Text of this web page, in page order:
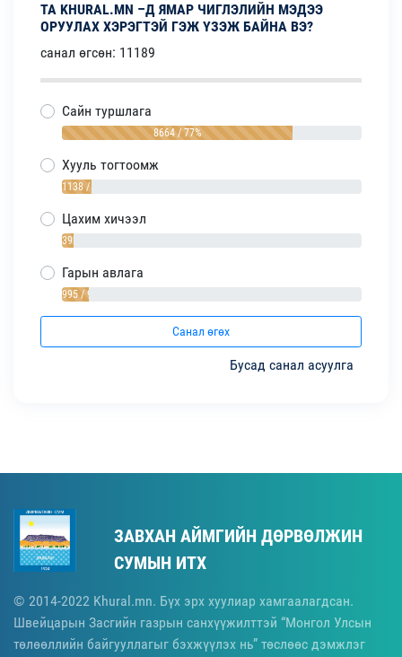
ТА KHURAL.MN –Д ЯМАР ЧИГЛЭЛИЙН МЭДЭЭ
ОРУУЛАХ ХЭРЭГТЭЙ ГЭЖ ҮЗЭЖ БАЙНА ВЭ?
санал өгсөн: 11189
Сайн туршлага
8664 / 77%
Хууль тогтоомж
1138 / 10%
Цахим хичээл
392 / 4%
Гарын авлага
995 / 9%
Санал өгөх
Бусад санал асуулга
ЗАВХАН АЙМГИЙН ДӨРВӨЛЖИН
СУМЫН ИТХ
© 2014-2022 Khural.mn. Бүх эрх хуулиар хамгаалагдсан.
Швейцарын Засгийн газрын санхүүжилттэй “Монгол Улсын
төлөөллийн байгууллагыг бэхжүүлэх нь” төслөөс дэмжлэг